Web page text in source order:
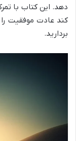
دهد. این کتاب با
کند عادت موفقیت
بردارید.